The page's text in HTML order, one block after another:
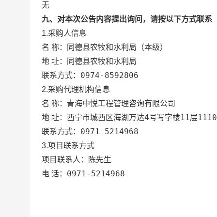
无
九、对本次公告内容提出询问，请按以下方式联系
1.采购人信息
名 称：
同德县农牧和水利局（本级）
地 址： 同德县农牧和水利局
联系方式： 0974-8592806
2.采购代理机构信息
名 称： 青海中悦工程管理咨询有限公司
地 址： 西宁市城西区海湖万达4号写字楼11层
联系方式： 0971-5214968
3.项目联系方式
项目联系人：
陈先生
电 话： 0971-5214968